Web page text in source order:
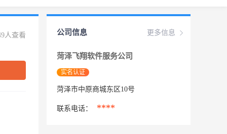
人查看 更多信息
公司信息
菏泽飞翔软件服务公司
实名认证
菏泽市中原商城东区10号
联系电话： ****